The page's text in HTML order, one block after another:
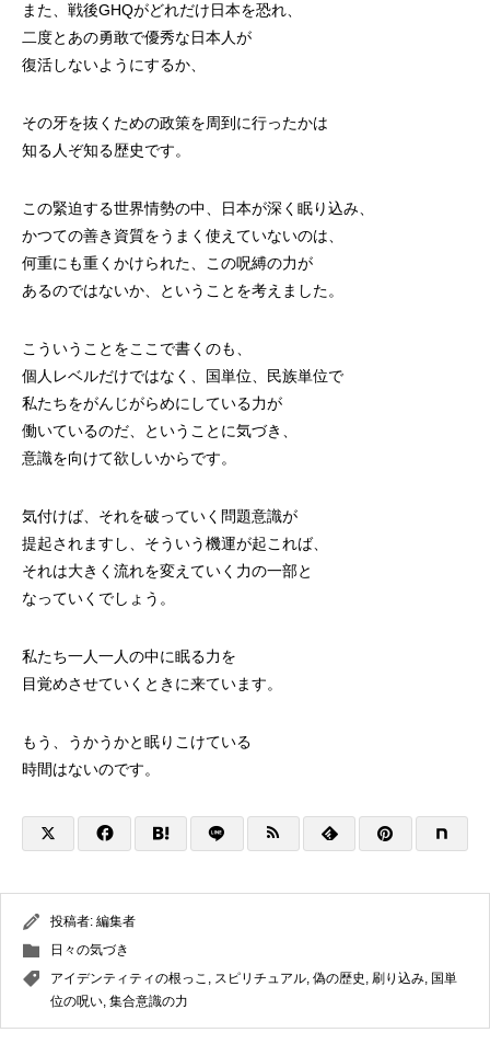
また、戦後GHQがどれだけ日本を恐れ、
二度とあの勇敢で優秀な日本人が
復活しないようにするか、
その牙を抜くための政策を周到に行ったかは
知る人ぞ知る歴史です。
この緊迫する世界情勢の中、日本が深く眠り込み、
かつての善き資質をうまく使えていないのは、
何重にも重くかけられた、この呪縛の力が
あるのではないか、ということを考えました。
こういうことをここで書くのも、
個人レベルだけではなく、国単位、民族単位で
私たちをがんじがらめにしている力が
働いているのだ、ということに気づき、
意識を向けて欲しいからです。
気付けば、それを破っていく問題意識が
提起されますし、そういう機運が起これば、
それは大きく流れを変えていく力の一部と
なっていくでしょう。
私たち一人一人の中に眠る力を
目覚めさせていくときに来ています。
もう、うかうかと眠りこけている
時間はないのです。
投稿者: 編集者
日々の気づき
アイデンティティの根っこ , スピリチュアル, 偽の歴史 , 刷り込み, 国単
位の呪い, 集合意識の力